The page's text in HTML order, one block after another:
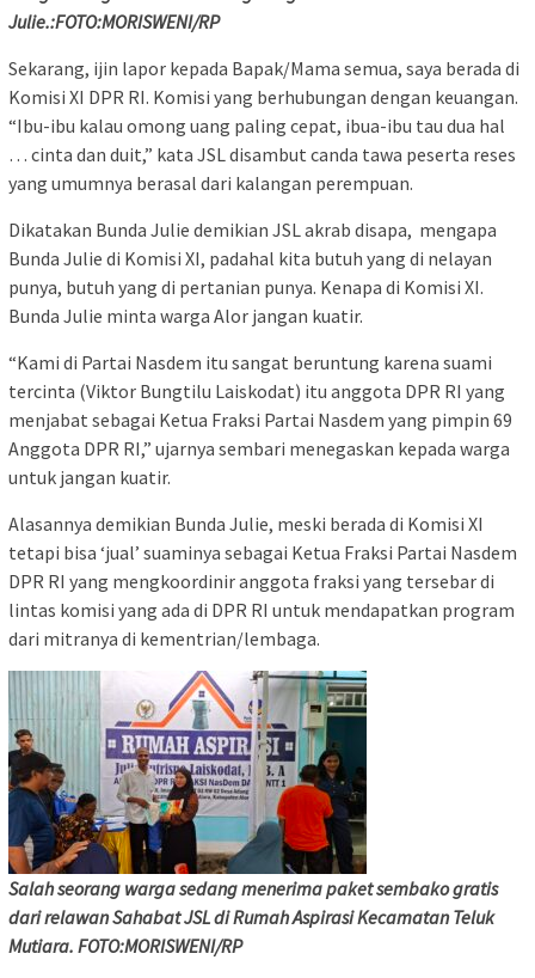
Julie.:FOTO:MORISWENI/RP
Sekarang, ijin lapor kepada Bapak/Mama semua, saya berada di
Komisi XI DPR RI. Komisi yang berhubungan dengan keuangan.
“Ibu-ibu kalau omong uang paling cepat, ibua-ibu tau dua hal
… cinta dan duit,” kata JSL disambut canda tawa peserta reses
yang umumnya berasal dari kalangan perempuan.
Dikatakan Bunda Julie demikian JSL akrab disapa, mengapa
Bunda Julie di Komisi XI, padahal kita butuh yang di nelayan
punya, butuh yang di pertanian punya. Kenapa di Komisi XI.
Bunda Julie minta warga Alor jangan kuatir.
“Kami di Partai Nasdem itu sangat beruntung karena suami
tercinta (Viktor Bungtilu Laiskodat) itu anggota DPR RI yang
menjabat sebagai Ketua Fraksi Partai Nasdem yang pimpin 69
Anggota DPR RI,” ujarnya sembari menegaskan kepada warga
untuk jangan kuatir.
Alasannya demikian Bunda Julie, meski berada di Komisi XI
tetapi bisa ‘jual’ suaminya sebagai Ketua Fraksi Partai Nasdem
DPR RI yang mengkoordinir anggota fraksi yang tersebar di
lintas komisi yang ada di DPR RI untuk mendapatkan program
dari mitranya di kementrian/lembaga.
Salah seorang warga sedang menerima paket sembako gratis
dari relawan Sahabat JSL di Rumah Aspirasi Kecamatan Teluk
Mutiara. FOTO:MORISWENI/RP